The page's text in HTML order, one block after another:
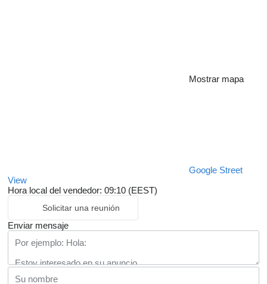
Mostrar mapa
Google Street
View
Hora local del vendedor: 09:10 (EEST)
Solicitar una reunión
Enviar mensaje